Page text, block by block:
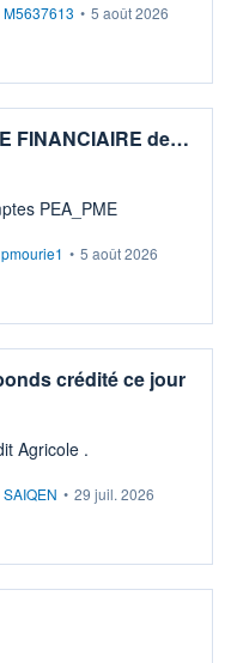
M5637613 • 5 août 2026
FINANCIAIRE de…
comptes PEA_PME
pmourie1 • 5 août 2026
crédité ce jour
Agricole .
SAIQEN • 29 juil. 2026